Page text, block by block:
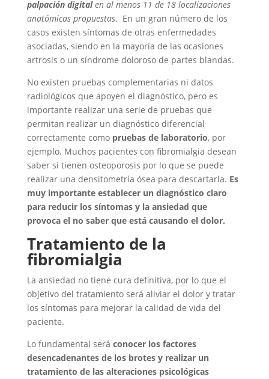
palpación digitalen al menos 11 de 18 localizaciones
anatómicas propuestas. En un gran número de los
casos existen síntomas de otras enfermedades
asociadas, siendo en la mayoría de las ocasiones
artrosis o un síndrome doloroso de partes blandas.
No existen pruebas complementarias ni datos
radiológicos que apoyen el diagnóstico, pero es
importante realizar una serie de pruebas que
permitan realizar un diagnóstico diferencial
correctamente como pruebas de laboratorio, por
ejemplo. Muchos pacientes con fibromialgia desean
saber si tienen osteoporosis por lo que se puede
realizar una densitometría ósea para descartarla. Es
muy importante establecer un diagnóstico claro
para reducir los síntomas y la ansiedad que
provoca el no saber que está causando el dolor.
Tratamiento de la
fibromialgia
La ansiedad no tiene cura definitiva, por lo que el
objetivo del tratamiento será aliviar el dolor y tratar
los síntomas para mejorar la calidad de vida del
paciente.
Lo fundamental será conocer los factores
desencadenantes de los brotes y realizar un
tratamiento de las alteraciones psicológicas